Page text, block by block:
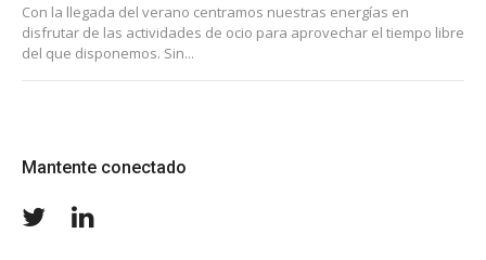
Con la llegada del verano centramos nuestras energías en
disfrutar de las actividades de ocio para aprovechar el tiempo libre
del que disponemos. Sin...
Mantente conectado
TwitterLinkedIn